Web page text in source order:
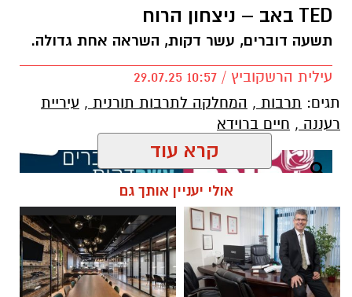
חנלה ושמלת השבת, רחל קנופ
האיורים מעניקים פרשנות חדשנה לסיפורי ילדות
אהובים מהארץ ומהעולם, ביניהם דון קישוט, מרי
פופינס, כיפה אדומה, זהבה ושלושת הדובים, הדייג
TED באב – ניצחון הרוח
תשעה דוברים, עשר דקות, השראה אחת גדולה.
עילית הרשקוביץ / 10:57 29.07.25
תגים: תרבות , המחלקה לתרבות תורנית , עיריית
רעננה , חיים ברוידא
קרא עוד
אולי יעניין אותך גם